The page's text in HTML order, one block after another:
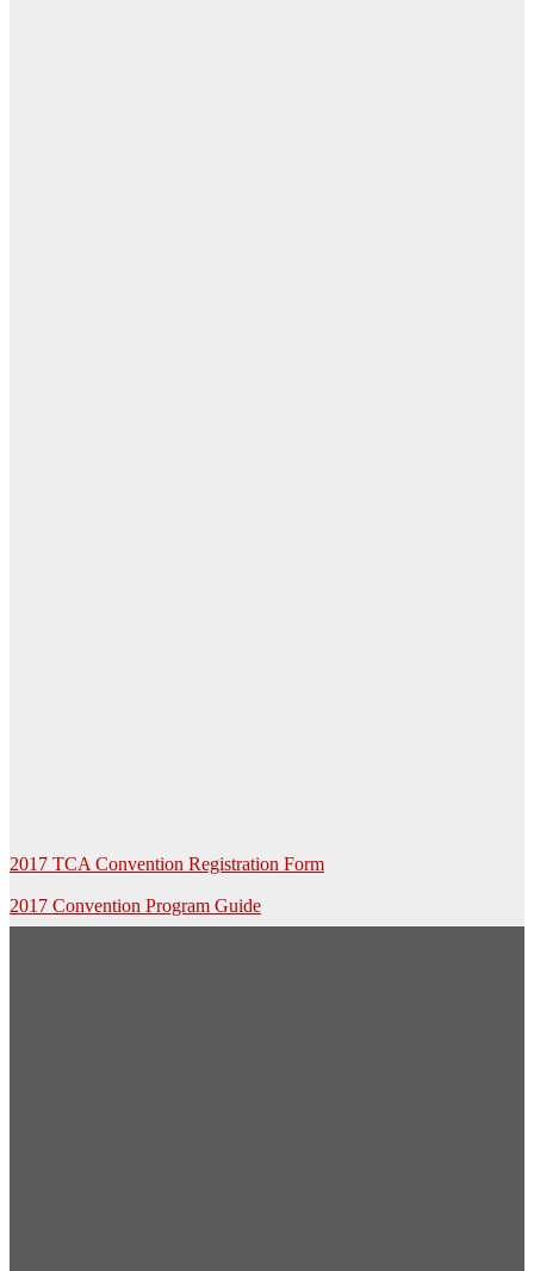
Post
navigation
2017 TCA Convention Registration Form
2017 Convention Program Guide